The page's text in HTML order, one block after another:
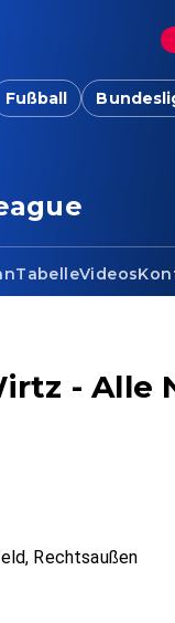
Fußball
TabelleVideos
- Alle
Rechtsaußen